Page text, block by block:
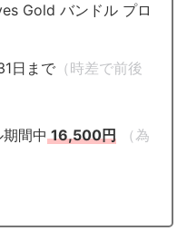
Gold バンドル プロ
日まで （時差で前後
間中16,500円
（為